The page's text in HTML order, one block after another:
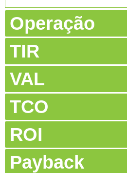
Operação
TIR
VAL
TCO
ROI
Payback